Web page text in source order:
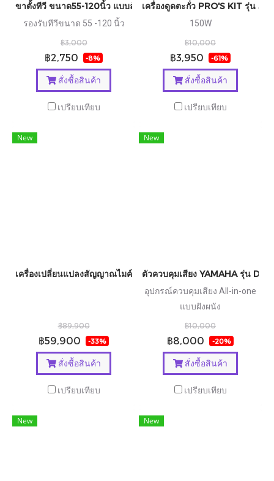
ขาตั้งทีวี ขนาด55-120นิ้ว แบบล้อ GLINK GWM-ST03 ขาตั้งทีวี มีล้อ
รองรับทีวีขนาด 55 -120 นิ้ว
฿3,000
฿2,750 -8%
สั่งซื้อสินค้า
เปรียบเทียบ
เครื่องดูดตะกั่ว PRO'S KIT รุ่น SS-
150W
฿10,000
฿3,950 -61%
สั่งซื้อสินค้า
เปรียบเทียบ
New
เครื่องเปลี่ยนแปลงสัญญาณไมค์ 4 ชาแนล FOCUSRITE ISA428
฿89,900
฿59,900 -33%
สั่งซื้อสินค้า
เปรียบเทียบ
New
ตัวควบคุมเสียง YAMAHA รุ่น
อุปกรณ์ควบคุมเสียง All-in-one
แบบฝังผนัง
฿10,000
฿8,000 -20%
สั่งซื้อสินค้า
เปรียบเทียบ
New New